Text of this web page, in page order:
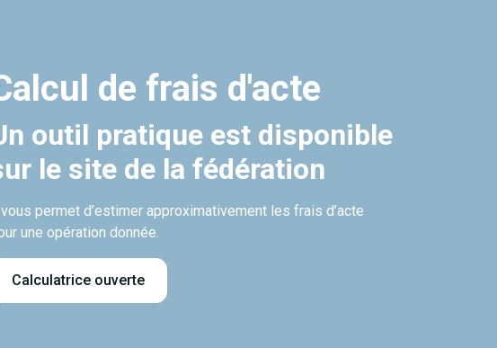
de frais d'acte
outil pratique est disponible
le site de la fédération
permet d’estimer approximativement les frais d’acte
une opération donnée.
Calculatrice ouverte